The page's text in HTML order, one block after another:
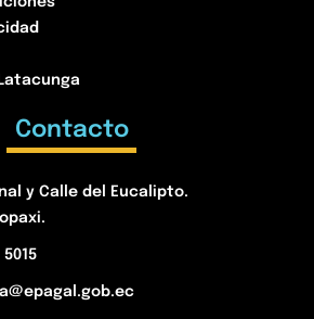
Contacto
y Calle del Eucalipto.